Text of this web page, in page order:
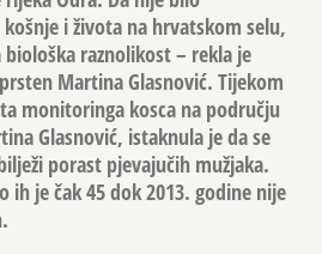
i života na hrvatskom selu,
raznolikost – rekla je
Martina Glasnović. Tijekom
monitoringa kosca na području
Glasnović, istaknula je da se
porast pjevajučih mužjaka.
ih je čak 45 dok 2013. godine nije